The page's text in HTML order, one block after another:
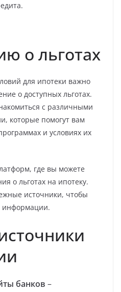
о льготах
для ипотеки важно
о доступных льготах.
с различными
которые помогут вам
и условиях их
где вы можете
о льготах на ипотеку.
источники, чтобы
информации.
банков –